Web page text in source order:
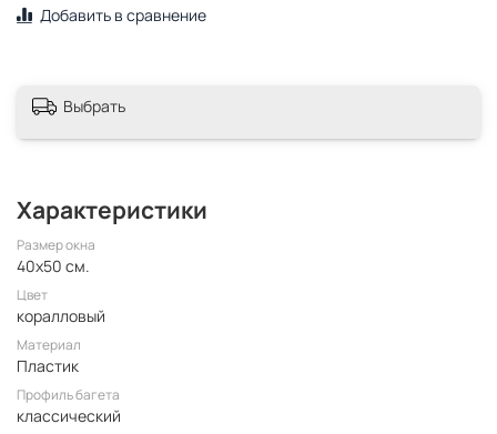
Добавить в сравнение
Выбрать
Характеристики
Размер окна
40x50 см.
Цвет
коралловый
Материал
Пластик
Профиль багета
классический